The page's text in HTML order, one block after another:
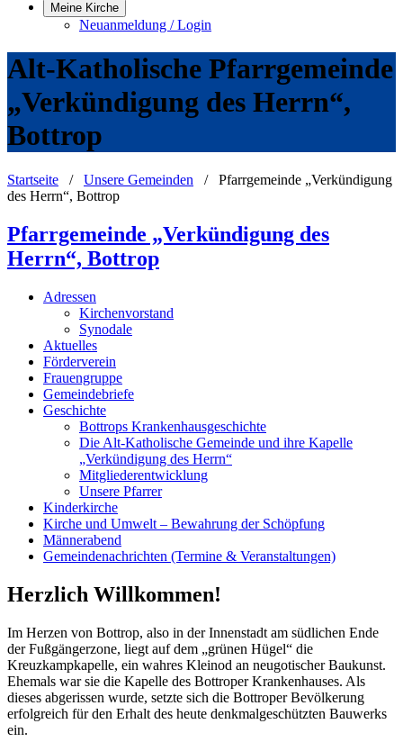
Meine Kirche
Neuanmeldung / Login
Alt-Katholische Pfarrgemeinde
„Verkündigung des Herrn“,
Bottrop
Startseite / Unsere Gemeinden / Pfarrgemeinde „Verkündigung
des Herrn“, Bottrop
Pfarrgemeinde „Verkündigung des
Herrn“, Bottrop
Adressen
Kirchenvorstand
Synodale
Aktuelles
Förderverein
Frauengruppe
Gemeindebriefe
Geschichte
Bottrops Krankenhausgeschichte
Die Alt-Katholische Gemeinde und ihre Kapelle
„Verkündigung des Herrn“
Mitgliederentwicklung
Unsere Pfarrer
Kinderkirche
Kirche und Umwelt – Bewahrung der Schöpfung
Männerabend
Gemeindenachrichten (Termine & Veranstaltungen)
Herzlich Willkommen!
Im Herzen von Bottrop, also in der Innenstadt am südlichen Ende
der Fußgängerzone, liegt auf dem „grünen Hügel“ die
Kreuzkampkapelle, ein wahres Kleinod an neugotischer Baukunst.
Ehemals war sie die Kapelle des Bottroper Krankenhauses. Als
dieses abgerissen wurde, setzte sich die Bottroper Bevölkerung
erfolgreich für den Erhalt des heute denkmalgeschützten Bauwerks
ein.